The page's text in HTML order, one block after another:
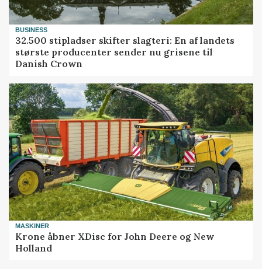
BUSINESS
32.500 stipladser skifter slagteri: En af landets
største producenter sender nu grisene til
Danish Crown
MASKINER
Krone åbner XDisc for John Deere og New
Holland